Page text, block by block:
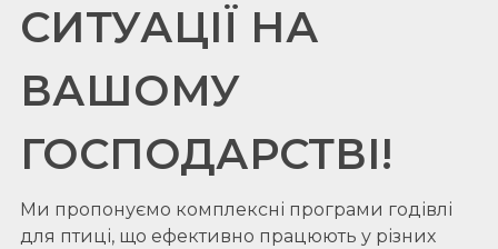
СИТУАЦІЇ НА
ВАШОМУ
ГОСПОДАРСТВІ!
Ми пропонуємо комплексні програми годівлі
для птиці, що ефективно працюють у різних